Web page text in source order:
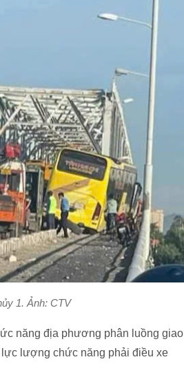
1. Ảnh: CTV
năng địa phương phân luồng giao
lượng chức năng phải điều xe